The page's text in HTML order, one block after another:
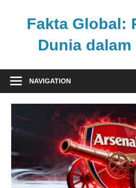
Fakta Global:
Dunia
kabar
dari
berbagai
sudut
NAVIGATION